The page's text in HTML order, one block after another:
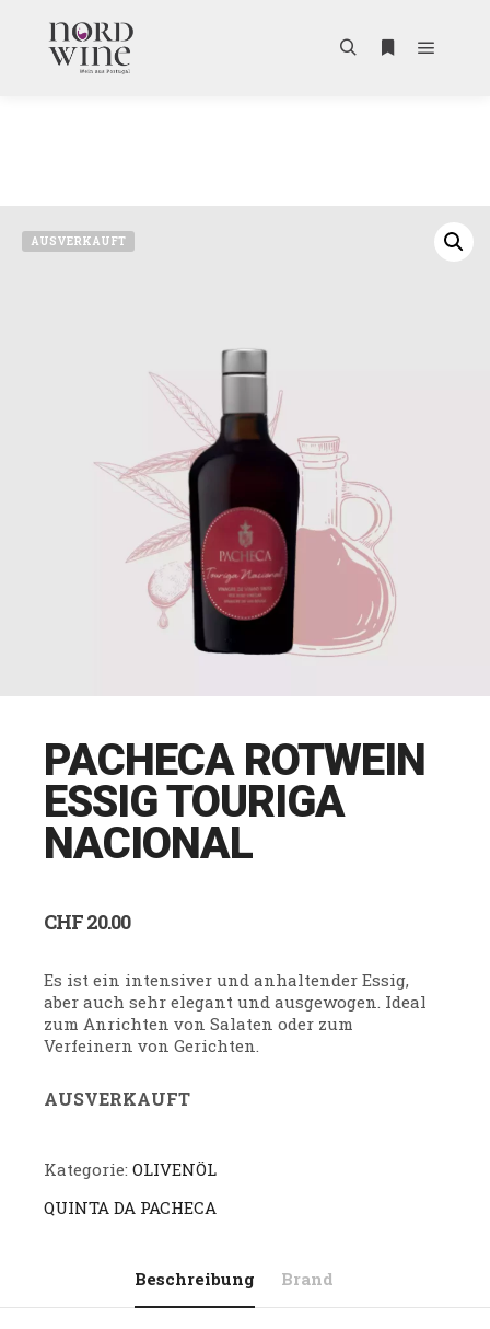
AUSVERKAUFT
PACHECA ROTWEIN
ESSIG TOURIGA
NACIONAL
CHF20.00
Es ist ein intensiver und anhaltender Essig,
aber auch sehr elegant und ausgewogen. Ideal
zum Anrichten von Salaten oder zum
Verfeinern von Gerichten.
AUSVERKAUFT
Kategorie: OLIVENÖL
QUINTA DA PACHECA
Beschreibung Brand